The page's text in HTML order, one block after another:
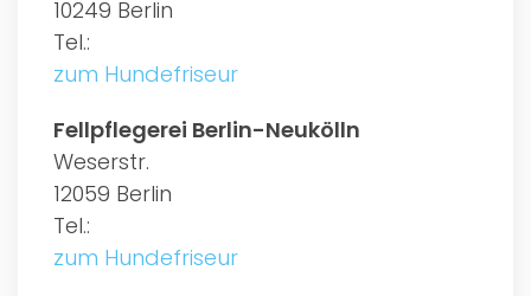
10249 Berlin
Tel.:
zum Hundefriseur
Fellpflegerei Berlin-Neukölln
Weserstr.
12059 Berlin
Tel.:
zum Hundefriseur